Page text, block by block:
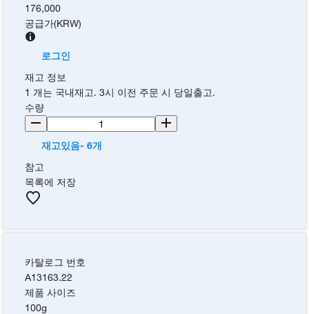
176,000
공급가(KRW)
로그인
재고 정보
1 개는 국내재고. 3시 이전 주문 시 당일출고.
수량
재고있음- 6개
참고
목록에 저장
카탈로그 번호
A13163.22
제품 사이즈
100g